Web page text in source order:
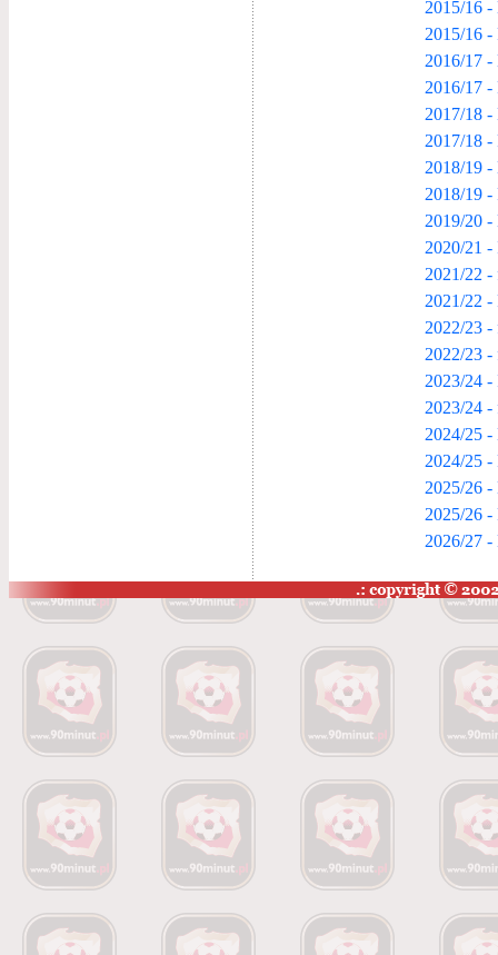
2015/16 -
2015/16 -
2016/17 -
2016/17 -
2017/18 -
2017/18 -
2018/19 -
2018/19 -
2019/20 -
2020/21 -
2021/22
2021/22 -
2022/23
2022/23 -
2023/24 -
2023/24 -
2024/25 -
2024/25 -
2025/26 -
2025/26 -
2026/27 -